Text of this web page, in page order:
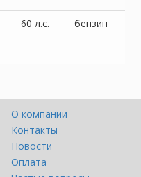
60 л.с. бензин
О компании
Контакты
Новости
Оплата